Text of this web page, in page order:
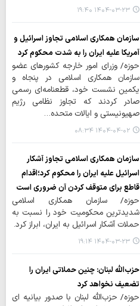
۱۴۰۴-۰۳-۲۳ ۱۹:۴۰
سازمان همکاری اسلامی تجاوز اسرائیل و
آمریکا علیه ایران را به شدت محکوم کرد
حوزه/ وزرای امور خارجه کشورهای عضو
سازمان همکاری اسلامی در پنجاه و
یکمین نشست خود، قطعنامه‌ای رسمی
صادر کردند که تجاوز نظامی رژیم
صهیونیستی و ایالات متحده…
۱۴۰۴-۰۴-۰۲ ۰۸:۳۴
سازمان همکاری اسلامی تجاوز آشکار
اسرائیل علیه ایران را محکوم کرد؛اقدام
قاطع برای متوقف کردن آن ضروری است
حوزه/ سازمان همکاری اسلامی
شدیدترین محکومیت خود را نسبت به
حملات آشکار اسرائیل به ایران، ابراز کرد.
۱۴۰۴-۰۳-۲۳ ۱۹:۱۴
حزب‌الله لبنان: چنین حملاتی ایران را
تضعیف نخواهد کرد
حوزه/ حزب‌الله لبنان با صدور بیانیه ای